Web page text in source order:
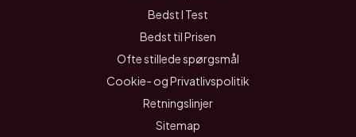
Bedst I Test
Bedst til Prisen
Ofte stillede spørgsmål
Cookie- og Privatlivspolitik
Retningslinjer
Sitemap